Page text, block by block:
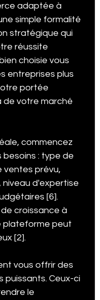
adaptée à
simple formalité
stratégique qui
réussite
choisie vous
entreprises plus
portée
de votre marché
commencez
: type de
ventes prévu,
d'expertise
[6].
croissance à
plateforme peut
[2].
vous offrir des
puissants. Ceux-ci
le